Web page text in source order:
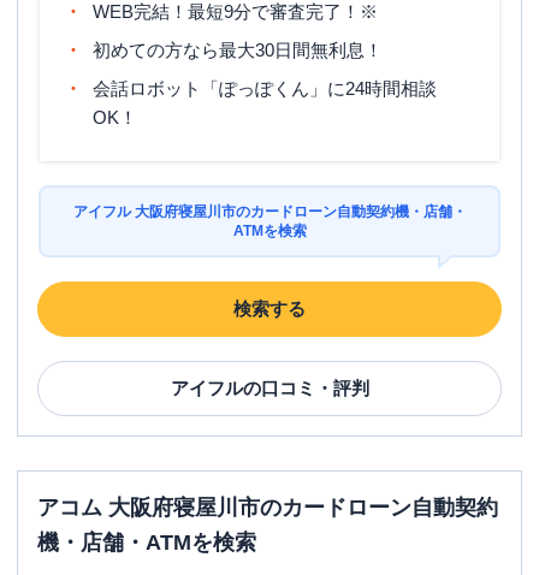
WEB完結！最短9分で審査完了！※
初めての方なら最大30日間無利息！
会話ロボット「ぽっぽくん」に24時間相談
OK！
アイフル 大阪府寝屋川市のカードローン自動契約機・店舗・
ATMを検索
検索する
アイフルの口コミ・評判
アコム 大阪府寝屋川市のカードローン自動契約
機・店舗・ATMを検索